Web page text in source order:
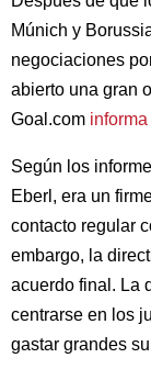
Múnich y
negociaciones
abierto una gran
Goal.com informa
Según los
Eberl, era un
contacto regular
embargo, la
acuerdo final. La
centrarse en los
gastar grandes